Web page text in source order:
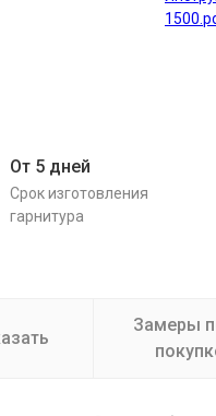
От 5 дней
Срок изготовления
гарнитура
Замеры